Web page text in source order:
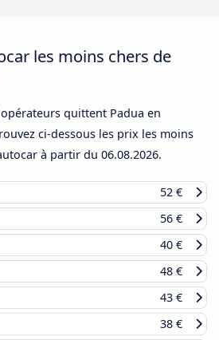
les moins chers de
quittent Padua en
ci-dessous les prix les moins
à partir du 06.08.2026.
52 €
56 €
40 €
48 €
43 €
38 €